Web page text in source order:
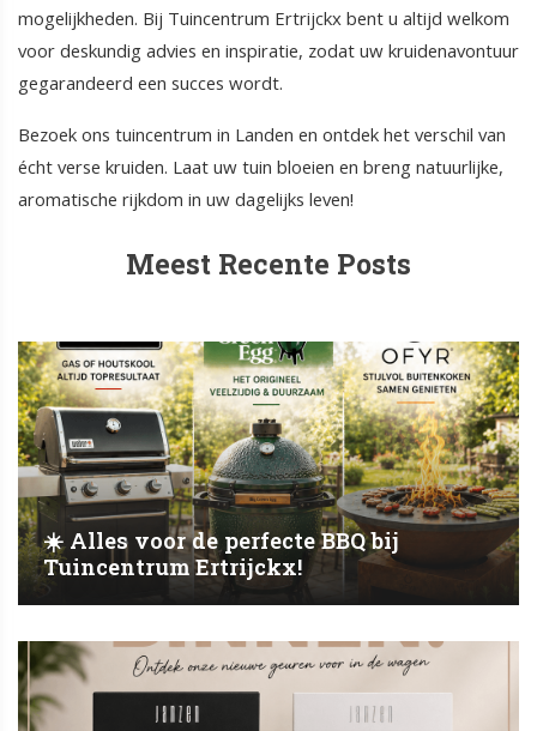
mogelijkheden. Bij Tuincentrum Ertrijckx bent u altijd welkom
voor deskundig advies en inspiratie, zodat uw kruidenavontuur
gegarandeerd een succes wordt.
Bezoek ons tuincentrum in Landen en ontdek het verschil van
écht verse kruiden. Laat uw tuin bloeien en breng natuurlijke,
aromatische rijkdom in uw dagelijks leven!
Meest Recente Posts
☀️ Alles voor de perfecte BBQ bij
Tuincentrum Ertrijckx!